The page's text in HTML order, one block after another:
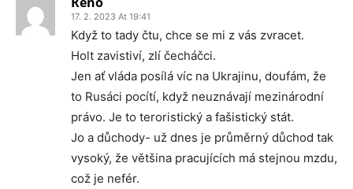
17. 2. 2023 At 19:41
Když to tady čtu, chce se mi z vás zvracet.
Holt zavistiví, zlí čecháčci.
Jen ať vláda posílá víc na Ukrajinu, doufám, že
to Rusáci pocítí, když neuznávají mezinárodní
právo. Je to teroristický a fašistický stát.
Jo a důchody- už dnes je průměrný důchod tak
vysoký, že většina pracujících má stejnou mzdu,
což je nefér.